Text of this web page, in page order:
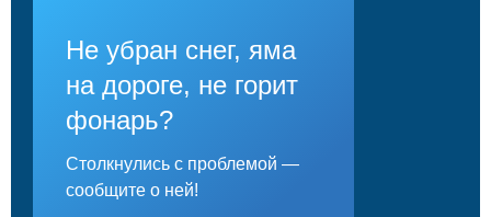
Не убран снег, яма
на дороге, не горит
фонарь?
Столкнулись с проблемой —
сообщите о ней!